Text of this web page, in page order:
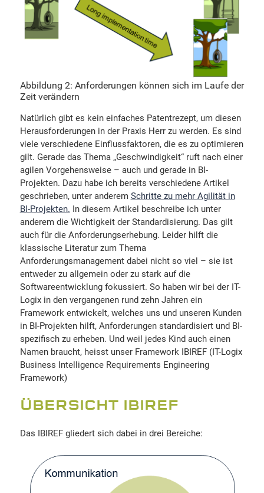
Abbildung 2: Anforderungen können sich im Laufe der
Zeit verändern
Natürlich gibt es kein einfaches Patentrezept, um diesen
Herausforderungen in der Praxis Herr zu werden. Es sind
viele verschiedene Einflussfaktoren, die es zu optimieren
gilt. Gerade das Thema „Geschwindigkeit“ ruft nach einer
agilen Vorgehensweise – auch und gerade in BI-
Projekten. Dazu habe ich bereits verschiedene Artikel
geschrieben, unter anderem Schritte zu mehr Agilität in
BI-Projekten. In diesem Artikel beschreibe ich unter
anderem die Wichtigkeit der Standardisierung. Das gilt
auch für die Anforderungserhebung. Leider hilft die
klassische Literatur zum Thema
Anforderungsmanagement dabei nicht so viel – sie ist
entweder zu allgemein oder zu stark auf die
Softwareentwicklung fokussiert. So haben wir bei der IT-
Logix in den vergangenen rund zehn Jahren ein
Framework entwickelt, welches uns und unseren Kunden
in BI-Projekten hilft, Anforderungen standardisiert und BI-
spezifisch zu erheben. Und weil jedes Kind auch einen
Namen braucht, heisst unser Framework IBIREF (IT-Logix
Business Intelligence Requirements Engineering
Framework)
ÜBERSICHT IBIREF
Das IBIREF gliedert sich dabei in drei Bereiche: